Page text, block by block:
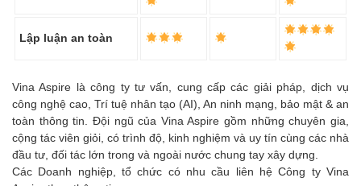
Lập luận an toàn
Vina Aspire là công ty tư vấn, cung cấp các giải pháp, dịch vụ
công nghệ cao, Trí tuệ nhân tạo (AI), An ninh mạng, bảo mật & an
toàn thông tin. Đội ngũ của Vina Aspire gồm những chuyên gia,
cộng tác viên giỏi, có trình độ, kinh nghiệm và uy tín cùng các nhà
đầu tư, đối tác lớn trong và ngoài nước chung tay xây dựng.
Các Doanh nghiệp, tổ chức có nhu cầu liên hệ Công ty Vina